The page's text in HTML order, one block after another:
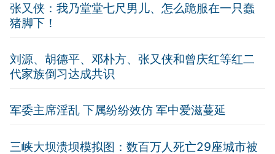
张又侠：我乃堂堂七尺男儿、怎么跪服在一只蠢
猪脚下！
刘源、胡德平、邓朴方、张又侠和曾庆红等红二
代家族倒习达成共识
军委主席淫乱 下属纷纷效仿 军中爱滋蔓延
三峡大坝溃坝模拟图：数百万人死亡29座城市被